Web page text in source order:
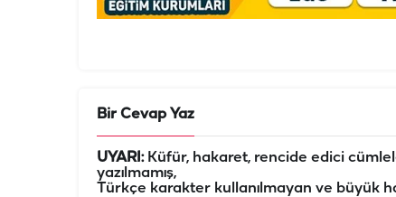
Bir Cevap Yaz
UYARI:Küfür, hakaret, rencide edici
yazılmamış,
Türkçe karakter kullanılmayan ve büyük